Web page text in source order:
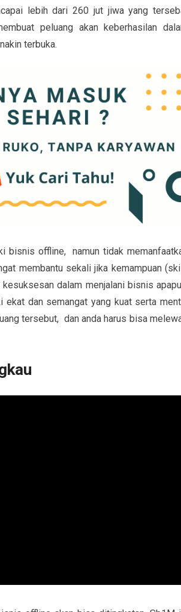
lebih dari 260 jut jiwa yang
peluang akan keberhasilan
terbuka.
bisnis offline, namun tidak
membantu sekali jika kemampuan
dalam menjalani bisnis
dan semangat yang kuat serta
tersebut, dan anda harus bisa